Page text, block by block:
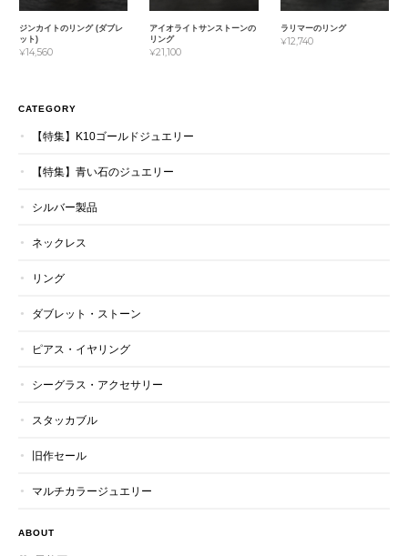
ジンカイトのリング (ダブレ
ット)
¥14,560
アイオライトサンストーンの
リング
¥21,100
ラリマーのリング
¥12,740
CATEGORY
【特集】K10ゴールドジュエリー
【特集】青い石のジュエリー
シルバー製品
ネックレス
リング
ダブレット・ストーン
ピアス・イヤリング
シーグラス・アクセサリー
スタッカブル
旧作セール
マルチカラージュエリー
ABOUT